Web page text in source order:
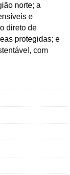
norte; a
e
direto de
protegidas; e
com